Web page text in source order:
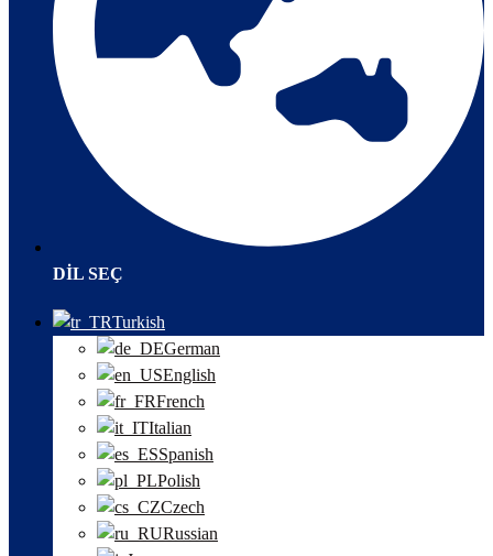
DIL SEÇ
Turkish
German
English
French
Italian
Spanish
Polish
Czech
Russian